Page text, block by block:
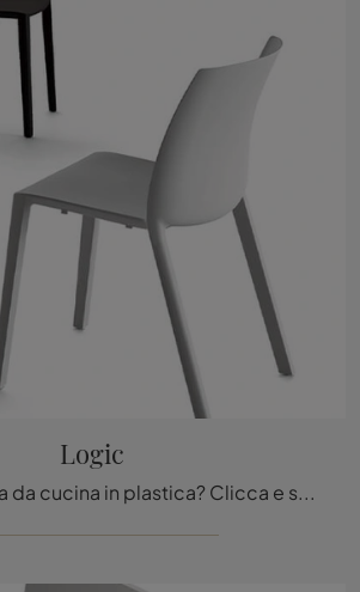
Logic
Cerchi una sedia da cucina in plastica? Clicca e scopri il modello Logic di Arrital per ultimare i tuoi spazi alla perfezione.